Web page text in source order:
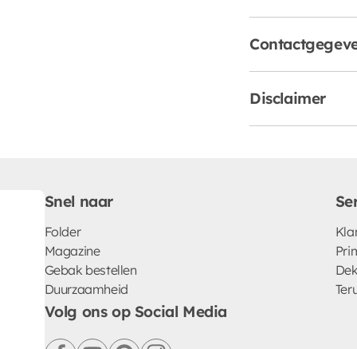
Disclaimer
Snel naar
Folder
Magazine
Gebak bestellen
Duurzaamheid
Volg ons op Social Media